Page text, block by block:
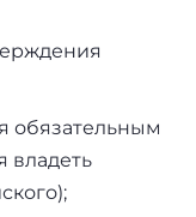
обязательным
владеть